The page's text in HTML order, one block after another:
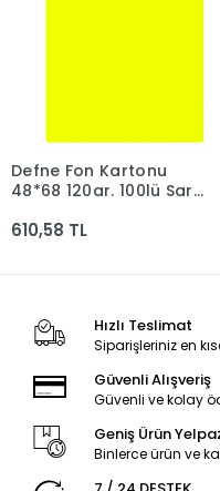
Sepete Ekle
Defne Fon Kartonu
48*68 120gr. 100lü Sarı
610,58 TL
Hızlı Teslimat
Siparişleriniz en
Güvenli Alışveriş
Güvenli ve kolay
Geniş Ürün
Binlerce ürün ve